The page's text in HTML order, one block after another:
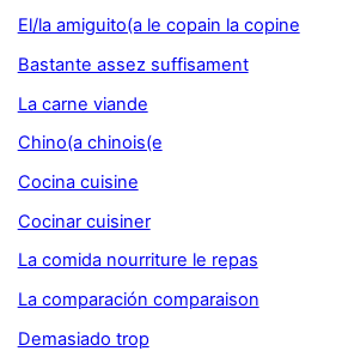
El/la amiguito(a le copain la copine
Bastante assez suffisament
La carne viande
Chino(a chinois(e
Cocina cuisine
Cocinar cuisiner
La comida nourriture le repas
La comparación comparaison
Demasiado trop